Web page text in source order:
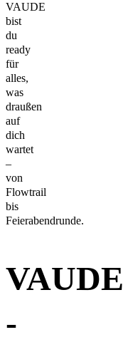
VAUDE
bist
du
ready
für
alles,
was
draußen
auf
dich
wartet
–
von
Flowtrail
bis
Feierabendrunde.
VAUDE
-